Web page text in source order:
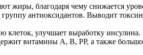
жиры, благодаря чему снижается
антиоксидантов. Выводит
клеток, улучшает выработку инсулина.
витамины А, В, РР, а также